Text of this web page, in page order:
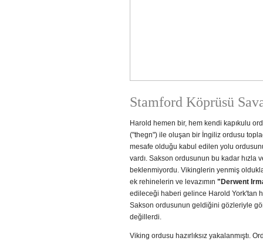
Stamford Köprüsü
Harold hemen bir, hem kendi kapıkulu
("thegn") ile oluşan bir İngiliz ordusu
mesafe olduğu kabul edilen yolu
vardı. Sakson ordusunun bu kadar hızla
beklenmiyordu. Vikinglerin yenmiş
ek rehinelerin ve levazımın "Derwent
edileceği haberi gelince Harold York'tan
Sakson ordusunun geldiğini gözleriyle
değillerdi.
Viking ordusu hazırlıksız yakalanmıştı.